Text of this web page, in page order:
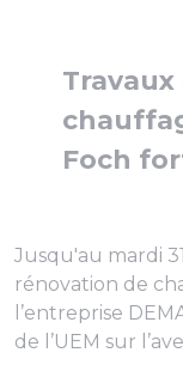
Foch
Jusqu'au mardi
rénovation de
l’entreprise
de l’UEM sur